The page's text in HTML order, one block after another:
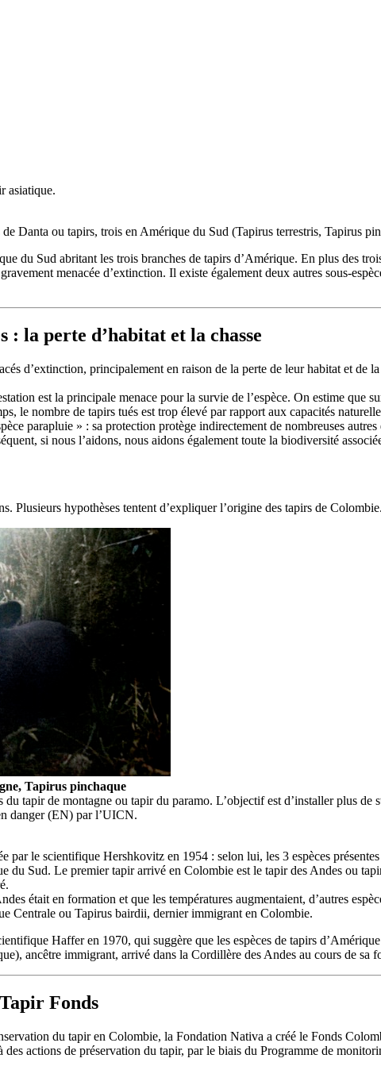
asiatique.
de Danta ou tapirs, trois en Amérique du Sud (Tapirus terrestris, Tapirus
du Sud abritant les trois branches de tapirs d’Amérique. En plus des
menacée d’extinction. Il existe également deux autres sous-
: la perte d’habitat et la chasse
d’extinction, principalement en raison de la perte de leur habitat et de
est la principale menace pour la survie de l’espèce. On estime
le nombre de tapirs tués est trop élevé par rapport aux capacités
parapluie » : sa protection protège indirectement de nombreuses
si nous l’aidons, nous aidons également toute la biodiversité
Plusieurs hypothèses tentent d’expliquer l’origine des tapirs de Colombie.
Tapirus pinchaque
du tapir de montagne ou tapir du paramo. L’objectif est d’installer plus
danger (EN) par l’UICN.
par le scientifique Hershkovitz en 1954 : selon lui, les 3 espèces
du Sud. Le premier tapir arrivé en Colombie est le tapir des Andes ou
était en formation et que les températures augmentaient, d’autres
Centrale ou Tapirus bairdii, dernier immigrant en Colombie.
Haffer en 1970, qui suggère que les espèces de tapirs
ancêtre immigrant, arrivé dans la Cordillère des Andes au cours de sa
Fonds
du tapir en Colombie, la Fondation Nativa a créé le Fonds
des actions de préservation du tapir, par le biais du Programme de